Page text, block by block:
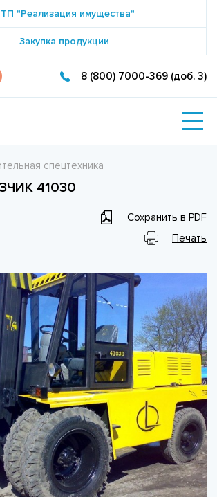
"Реализация имущества"
Закупка продукции
8 (800) 7000-369 (доб. 3)
спецтехника
41030
Сохранить в PDF
Печать